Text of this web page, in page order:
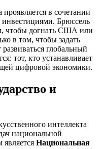
в сочетании
Брюссель
чтобы догнать США или
в том, чтобы задать
глобальный
тот, кто устанавливает
цифровой экономики.
и
интеллекта
национальной
Национальная